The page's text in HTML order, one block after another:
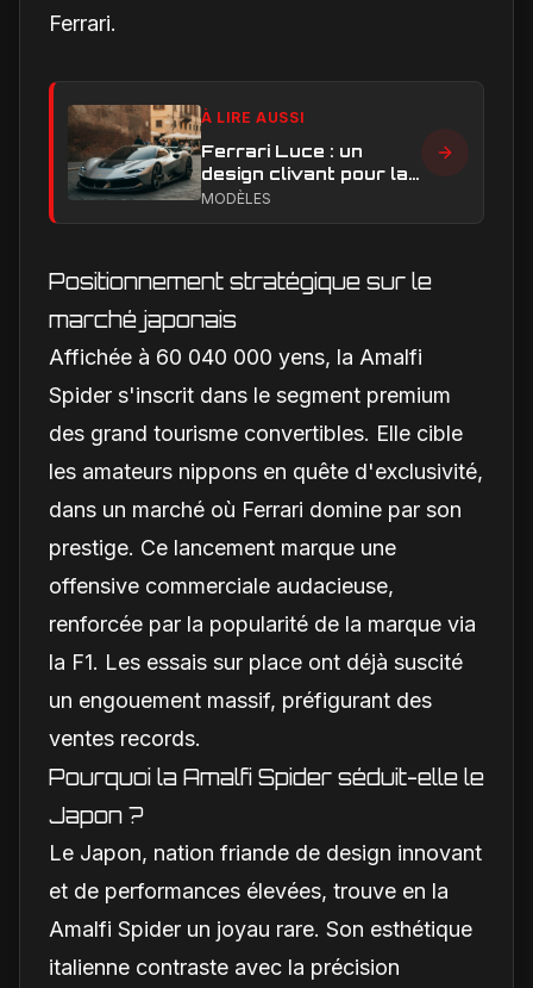
Ferrari.
À LIRE AUSSI
Ferrari Luce : un
design clivant pour la
première Ferrari
MODÈLES
Positionnement stratégique sur le
marché japonais
Affichée à 60 040 000 yens, la Amalfi
Spider s'inscrit dans le segment premium
des grand tourisme convertibles. Elle cible
les amateurs nippons en quête d'exclusivité,
dans un marché où Ferrari domine par son
prestige. Ce lancement marque une
offensive commerciale audacieuse,
renforcée par la popularité de la marque via
la F1. Les essais sur place ont déjà suscité
un engouement massif, préfigurant des
ventes records.
Pourquoi la Amalfi Spider séduit-elle le
Japon ?
Le Japon, nation friande de design innovant
et de performances élevées, trouve en la
Amalfi Spider un joyau rare. Son esthétique
italienne contraste avec la précision